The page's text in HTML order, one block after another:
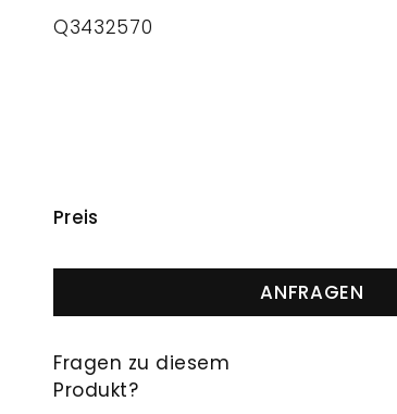
Q3432570
Preis
ANFRAGEN
Fragen zu diesem
Produkt?